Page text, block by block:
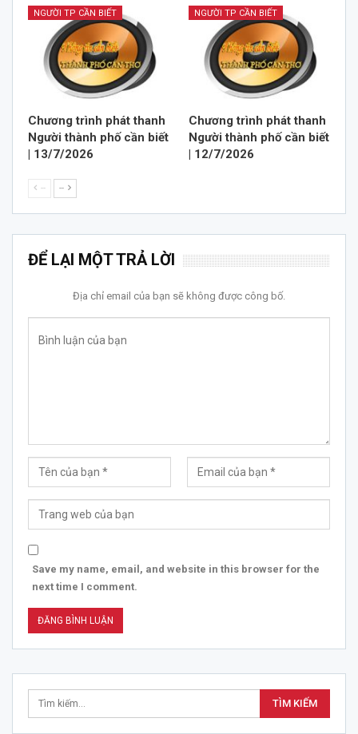
NGƯỜI TP CẦN BIẾT
Chương trình phát thanh
Người thành phố cần biết
| 13/7/2026
NGƯỜI TP CẦN BIẾT
Chương trình phát thanh
Người thành phố cần biết
| 12/7/2026
-- --
ĐỂ LẠI MỘT TRẢ LỜI
Địa chỉ email của bạn sẽ không được công bố.
Save my name, email, and website in this browser for the
next time I comment.